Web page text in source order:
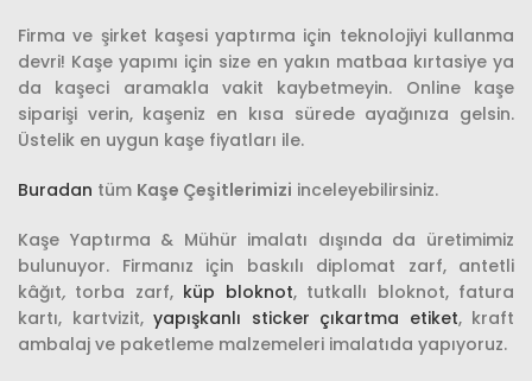
Firma ve şirket kaşesi yaptırma için teknolojiyi kullanma
devri! Kaşe yapımı için size en yakın matbaa kırtasiye ya
da kaşeci aramakla vakit kaybetmeyin. Online kaşe
siparişi verin, kaşeniz en kısa sürede ayağınıza gelsin.
Üstelik en uygun kaşe fiyatları ile.
Buradan tüm Kaşe Çeşitlerimizi inceleyebilirsiniz.
Kaşe Yaptırma & Mühür imalatı dışında da üretimimiz
bulunuyor. Firmanız için baskılı diplomat zarf, antetli
kâğıt, torba zarf, küp bloknot, tutkallı bloknot, fatura
kartı, kartvizit, yapışkanlı sticker çıkartma etiket, kraft
ambalaj ve paketleme malzemeleri imalatıda yapıyoruz.